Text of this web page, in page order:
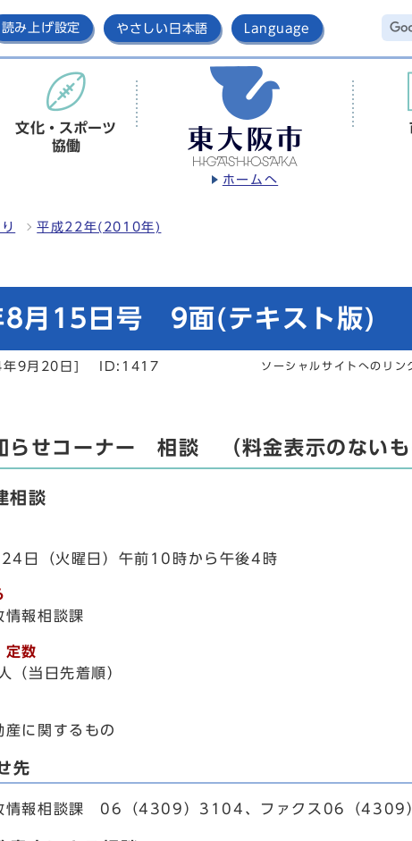
読み上げ設定 やさしい日本語 Language
ホームへ
文化・スポーツ
協働
平成22年(2010年)
月15日号 9面(テキスト版)
9月20日] ID:1417 ソーシャルサイトへのリン
らせコーナー 相談 （料金表示のないも
相談
日（火曜日）午前10時から午後4時
情報相談課
定数
（当日先着順）
産に関するもの
先
報相談課 06（4309）3104、ファクス06（4309